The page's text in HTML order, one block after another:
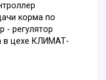
корма по
- регулятор
в цехе КЛИМАТ-